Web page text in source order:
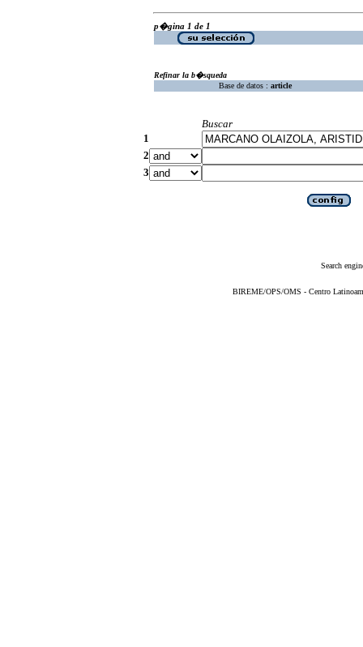
p�gina 1 de 1
Refinar la b�squeda
Base de datos : article
Buscar
1
2
3
Search
BIREME/OPS/OMS - Centro